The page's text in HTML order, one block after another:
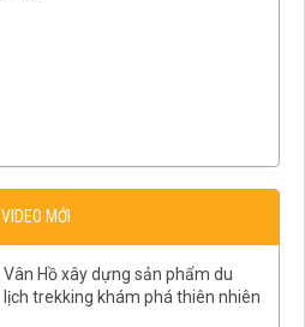
VIDEO MỚI
Vân Hồ xây dựng sản phẩm du
lịch trekking khám phá thiên nhiên